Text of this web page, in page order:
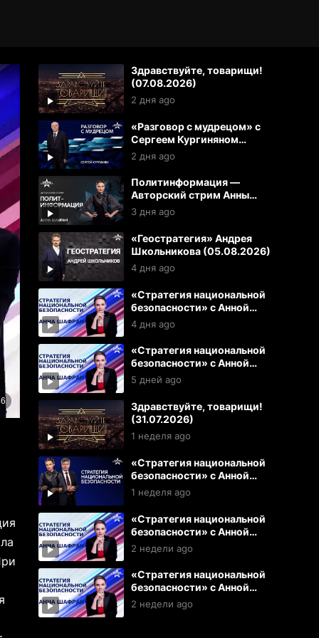
Здравствуйте, товарищи!
(07.08.2026)
2 дня ago
«Разговор с мудрецом» с
Сергеем Кургиняном
(07.08.2026)
2 дня ago
Политинформация —
Авторский стрим Анны
Шафран (06.08.2025)
3 дня ago
«Геостратегия» Андрея
Школьникова (05.08.2026)
4 дня ago
«Стратегия национальной
безопасности» с Анной
Шафран (05.08.2026)
4 дня ago
«Стратегия национальной
безопасности» с Анной
Шафран (04.08.2026)
5 дней ago
Здравствуйте, товарищи!
(31.07.2026)
1 неделя ago
«Стратегия национальной
безопасности» с Анной
Шафран (31.07.2026)
1 неделя ago
«Стратегия национальной
безопасности» с Анной
Шафран (29.07.2026)
2 недели ago
«Стратегия национальной
безопасности» с Анной
Шафран (28.07.2026)
2 недели ago